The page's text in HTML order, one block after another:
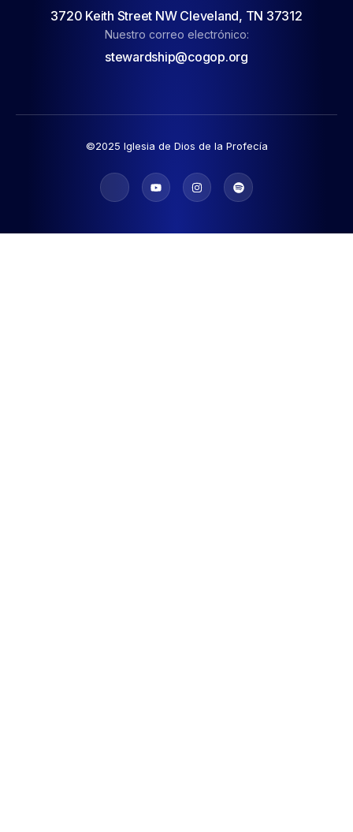
3720 Keith Street NW Cleveland, TN 37312
Nuestro correo electrónico:
stewardship@cogop.org
©2025 Iglesia de Dios de la Profecía